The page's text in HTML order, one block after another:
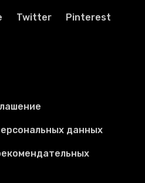
Twitter Pinterest
данных